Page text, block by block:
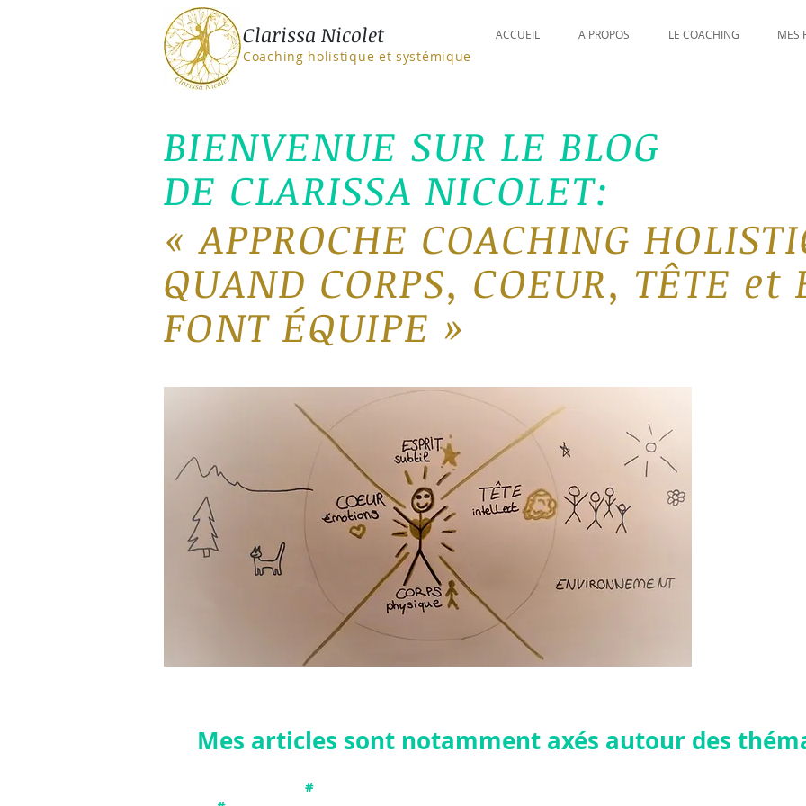
Clarissa Nicolet
Coaching holistique et systémique
ACCUEIL A PROPOS LE COACHING MES
BIENVENUE SUR LE BLOG
DE CLARISSA NICOLET:
«APPROCHE COACHING HOLIS
QUAND CORPS, COEUR, TÊTE et
FONT ÉQUIPE »
Mes articles sont notamment axés autour des
#Connecter avec nos différentes dimensions : physique, émotionnelle,